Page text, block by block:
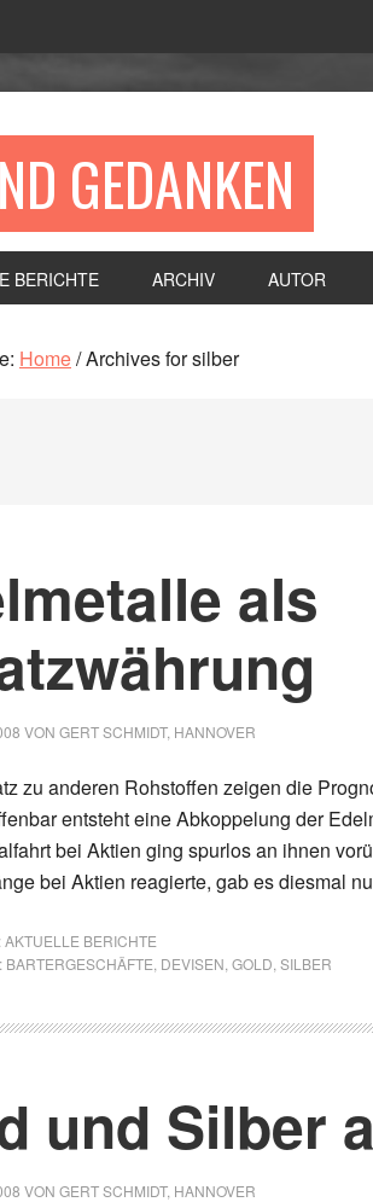
GEDANKEN
BERICHTE ARCHIV AUTOR
Home/Archives for silber
als
VON GERT SCHMIDT, HANNOVER
zu anderen Rohstoffen zeigen die
entsteht eine Abkoppelung der
bei Aktien ging spurlos an ihnen
bei Aktien reagierte, gab es diesmal
AKTUELLE BERICHTE
BARTERGESCHÄFTE DEVISEN GOLD SILBER
und Silber
VON GERT SCHMIDT, HANNOVER